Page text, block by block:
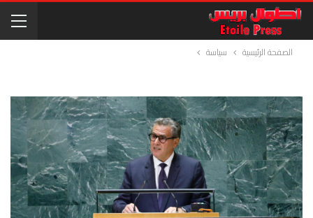
الصفحة الرئيسية سياسة